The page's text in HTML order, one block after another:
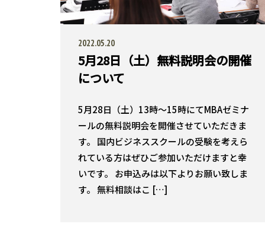
2022.05.20
5月28日（土）無料説明会の開催
について
5月28日（土）13時〜15時にてMBAゼミナ
ールの無料説明会を開催させていただきま
す。 国内ビジネススクールの受験を考えら
れている方はぜひご参加いただけますと幸
いです。 お申込みは以下よりお願い致しま
す。 無料相談はこ […]